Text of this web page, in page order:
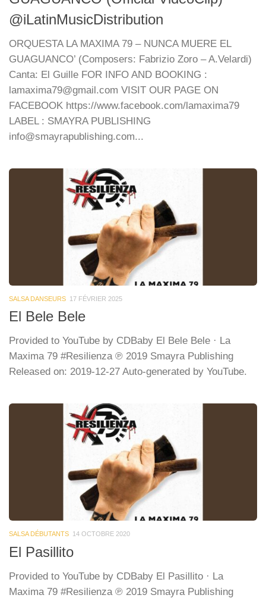
@iLatinMusicDistribution
ORQUESTA LA MAXIMA 79 – NUNCA MUERE EL
GUAGUANCO’ (Composers: Fabrizio Zoro – A.Velardi)
Canta: El Guille FOR INFO AND BOOKING :
lamaxima79@gmail.com VISIT OUR PAGE ON
FACEBOOK https://www.facebook.com/lamaxima79
LABEL : SMAYRA PUBLISHING
info@smayrapublishing.com...
SALSA DANSEURS 17 FÉVRIER 2025
El Bele Bele
Provided to YouTube by CDBaby El Bele Bele · La
Maxima 79 #Resilienza ℗ 2019 Smayra Publishing
Released on: 2019-12-27 Auto-generated by YouTube.
SALSA DÉBUTANTS 14 OCTOBRE 2020
El Pasillito
Provided to YouTube by CDBaby El Pasillito · La
Maxima 79 #Resilienza ℗ 2019 Smayra Publishing